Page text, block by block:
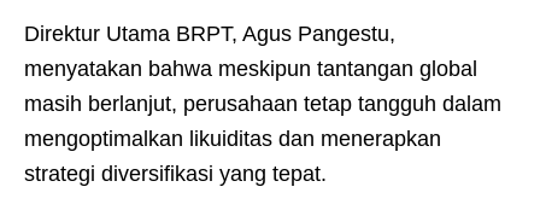
Direktur Utama BRPT, Agus Pangestu,
menyatakan bahwa meskipun tantangan global
masih berlanjut, perusahaan tetap tangguh dalam
mengoptimalkan likuiditas dan menerapkan
strategi diversifikasi yang tepat.